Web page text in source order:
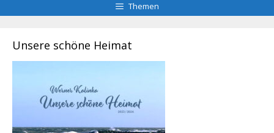
Themen
Unsere schöne Heimat